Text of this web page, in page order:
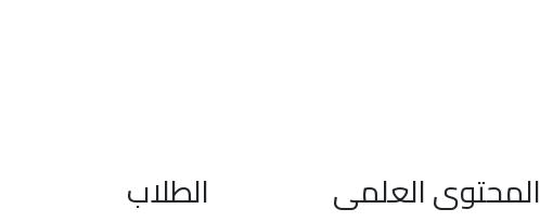
الطلاب المحتوى العلمى